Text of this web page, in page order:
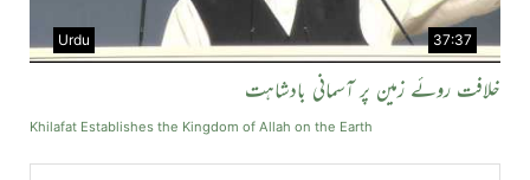
37:37
Urdu
خلافت روئے زمین پر آسمانی بادشاہت
Khilafat Establishes the Kingdom of Allah on the Earth